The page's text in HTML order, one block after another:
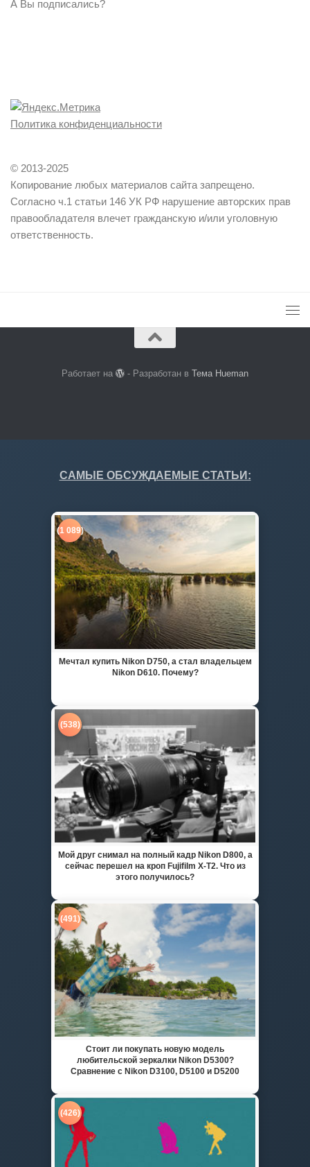
А Вы подписались?
Политика конфиденциальности
© 2013-2025
Копирование любых материалов сайта запрещено.
Согласно ч.1 статьи 146 УК РФ нарушение авторских прав
правообладателя влечет гражданскую и/или уголовную
ответственность.
Работает на - Разработан вТема Hueman
САМЫЕ ОБСУЖДАЕМЫЕ СТАТЬИ:
(1 089)
Мечтал купить Nikon D750, а стал владельцем
Nikon D610. Почему?
(538)
Мой друг снимал на полный кадр Nikon D800, а
сейчас перешел на кроп Fujifilm X-T2. Что из
этого получилось?
(491)
Стоит ли покупать новую модель
любительской зеркалки Nikon D5300?
Сравнение с Nikon D3100, D5100 и D5200
(426)